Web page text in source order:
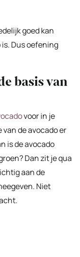
goed kan
Dus oefening
basis van
voor in je
de avocado er
is de avocado
Dan zit je qua
aan de
Niet